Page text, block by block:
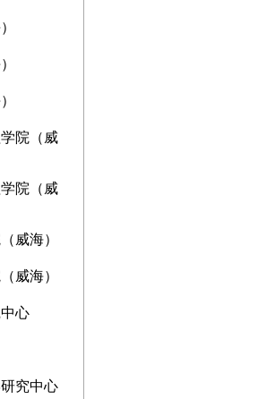
院（威
院（威
威海）
威海）
心
究中心